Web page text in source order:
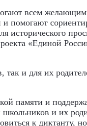
всем
исторического
«Единой
и для их
памяти и
и их
к диктанту,